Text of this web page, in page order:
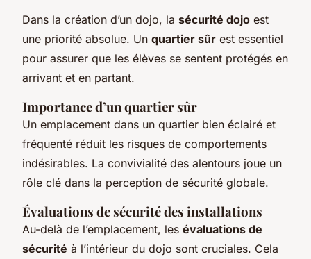
Dans la création d’un dojo, la sécurité dojo est
une priorité absolue. Un quartier sûr est essentiel
pour assurer que les élèves se sentent protégés en
arrivant et en partant.
Importance d’un quartier sûr
Un emplacement dans un quartier bien éclairé et
fréquenté réduit les risques de comportements
indésirables. La convivialité des alentours joue un
rôle clé dans la perception de sécurité globale.
Évaluations de sécurité des installations
Au-delà de l’emplacement, les évaluations de
sécurité à l’intérieur du dojo sont cruciales. Cela